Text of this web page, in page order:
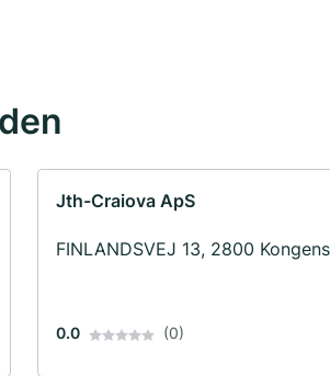
Jth-Craiova ApS
FINLANDSVEJ 13, 2800
0.0 (0)